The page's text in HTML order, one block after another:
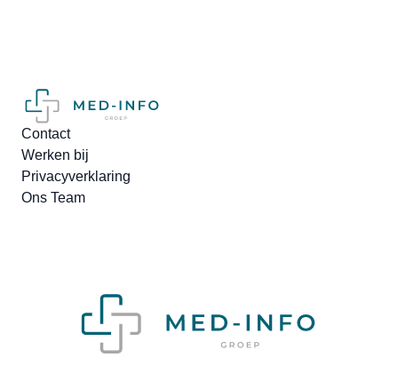
Contact
Werken bij
Privacyverklaring
Ons Team